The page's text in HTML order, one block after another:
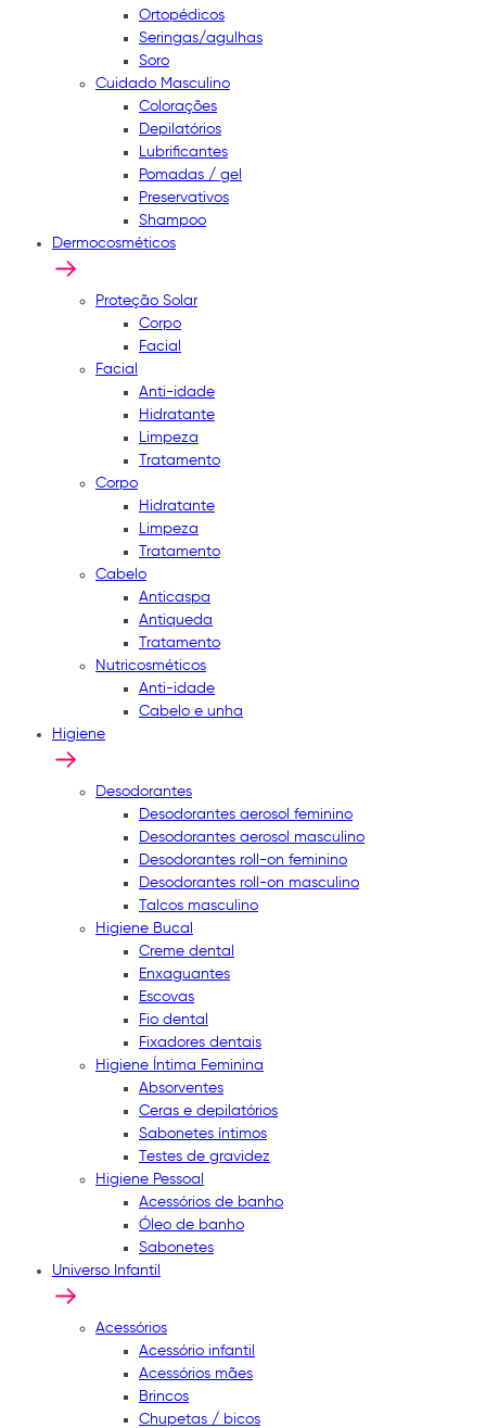
Ortopédicos
Seringas/agulhas
Soro
Cuidado Masculino
Colorações
Depilatórios
Lubrificantes
Pomadas / gel
Preservativos
Shampoo
Dermocosméticos
Proteção Solar
Corpo
Facial
Facial
Anti-idade
Hidratante
Limpeza
Tratamento
Corpo
Hidratante
Limpeza
Tratamento
Cabelo
Anticaspa
Antiqueda
Tratamento
Nutricosméticos
Anti-idade
Cabelo e unha
Higiene
Desodorantes
Desodorantes aerosol feminino
Desodorantes aerosol masculino
Desodorantes roll-on feminino
Desodorantes roll-on masculino
Talcos masculino
Higiene Bucal
Creme dental
Enxaguantes
Escovas
Fio dental
Fixadores dentais
Higiene Íntima Feminina
Absorventes
Ceras e depilatórios
Sabonetes íntimos
Testes de gravidez
Higiene Pessoal
Acessórios de banho
Óleo de banho
Sabonetes
Universo Infantil
Acessórios
Acessório infantil
Acessórios mães
Brincos
Chupetas / bicos